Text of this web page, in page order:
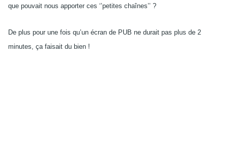
que pouvait nous apporter ces ‘’petites chaînes’’ ?
De plus pour une fois qu’un écran de PUB ne durait pas plus de 2
minutes, ça faisait du bien !